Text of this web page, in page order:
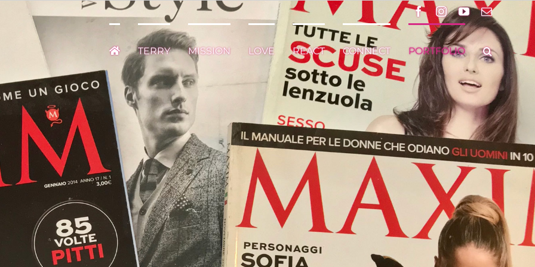
FacebookInstagram
YouTubeEmail
TERRY MISSION LOVE REACT CONNECT PORTFOLIO